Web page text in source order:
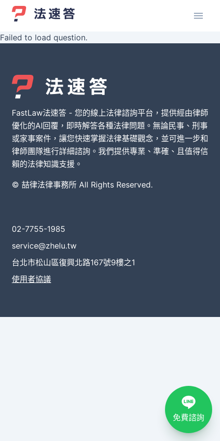
Failed to load question.
FastLaw法速答 - 您的線上法律諮詢平台，提供經由律師
優化的AI回覆，即時解答各種法律問題。無論民事、刑事
或家事案件，讓您快速掌握法律基礎觀念，並可進一步和
律師團隊進行詳細諮詢。我們提供專業、準確、且值得信
賴的法律知識支援。
© 喆律法律事務所 All Rights Reserved.
02-7755-1985
service@zhelu.tw
台北市松山區復興北路167號9樓之1
使用者協議
免費諮詢